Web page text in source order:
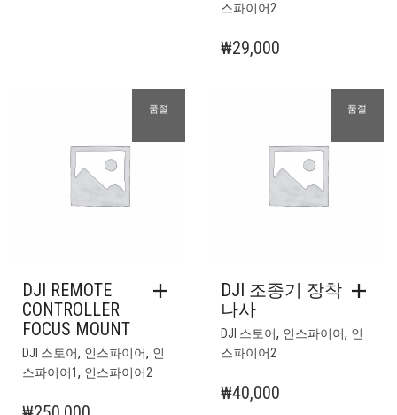
스파이어2
₩29,000
품절
DJI REMOTE
CONTROLLER
FOCUS MOUNT
DJI 스토어, 인스파이어, 인
스파이어1, 인스파이어2
품절
DJI 조종기 장착
나사
DJI 스토어, 인스파이어, 인
스파이어2
₩40,000